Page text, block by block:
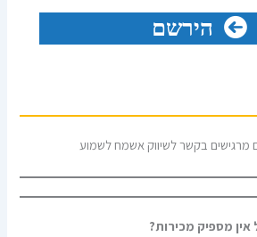
בקשר לשיווק אשמח לשמוע
אין מספיק מכירות?